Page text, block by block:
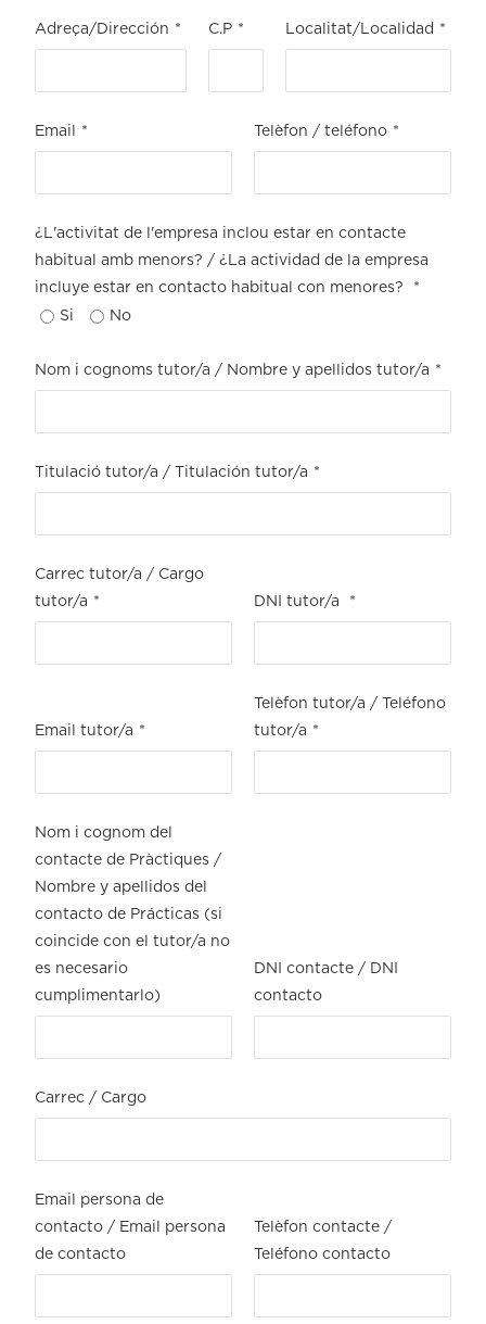
Adreça/Dirección * C.P * Localitat/Localidad *
Email * Telèfon / teléfono *
¿L'activitat de l'empresa inclou estar en contacte
habitual amb menors? / ¿La actividad de la empresa
incluye estar en contacto habitual con menores?
*
Si
No
Nom i cognoms tutor/a / Nombre y apellidos tutor/a *
Titulació tutor/a / Titulación tutor/a *
Carrec tutor/a / Cargo
tutor/a * DNI tutor/a *
Email tutor/a *
Telèfon tutor/a / Teléfono
tutor/a *
Nom i cognom del
contacte de Pràctiques /
Nombre y apellidos del
contacto de Prácticas (si
coincide con el tutor/a no
es necesario
cumplimentarlo)
DNI contacte / DNI
contacto
Carrec / Cargo
Email persona de
contacto / Email persona
de contacto
Telèfon contacte /
Teléfono contacto